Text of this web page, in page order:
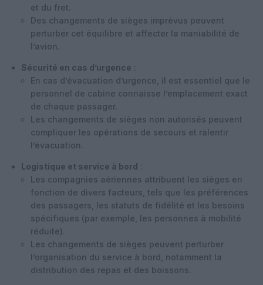
et du fret.
Des changements de sièges imprévus peuvent
perturber cet équilibre et affecter la maniabilité de
l’avion.
Sécurité en cas d’urgence :
En cas d’évacuation d’urgence, il est essentiel que le
personnel de cabine connaisse l’emplacement exact
de chaque passager.
Les changements de sièges non autorisés peuvent
compliquer les opérations de secours et ralentir
l’évacuation.
Logistique et service à bord :
Les compagnies aériennes attribuent les sièges en
fonction de divers facteurs, tels que les préférences
des passagers, les statuts de fidélité et les besoins
spécifiques (par exemple, les personnes à mobilité
réduite).
Les changements de sièges peuvent perturber
l’organisation du service à bord, notamment la
distribution des repas et des boissons.